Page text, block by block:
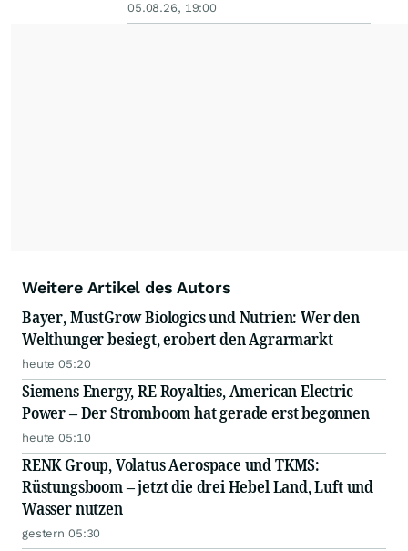
05.08.26, 19:00
Weitere Artikel des Autors
Bayer, MustGrow Biologics und Nutrien: Wer den
Welthunger besiegt, erobert den Agrarmarkt
heute 05:20
Siemens Energy, RE Royalties, American Electric
Power – Der Stromboom hat gerade erst begonnen
heute 05:10
RENK Group, Volatus Aerospace und TKMS:
Rüstungsboom – jetzt die drei Hebel Land, Luft und
Wasser nutzen
gestern 05:30